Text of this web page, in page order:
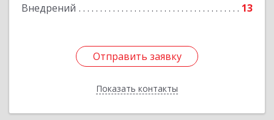
Внедрений 13
Отправить заявку
Показать контакты
Отправить заявку
Назад